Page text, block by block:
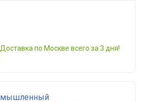
Доставка по Москве всего за 3 дня!